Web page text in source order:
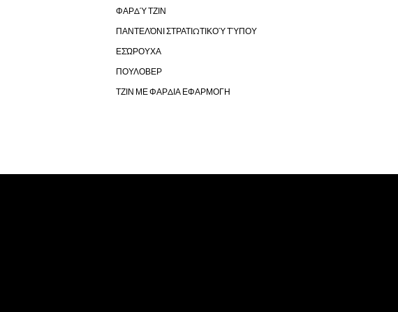
ΦΑΡΔΎ ΤΖΙΝ
ΠΑΝΤΕΛΌΝΙ ΣΤΡΑΤΙΩΤΙΚΟΎ ΤΎΠΟΥ
ΕΣΏΡΟΥΧΑ
ΠΟΥΛΟΒΕΡ
ΤΖΙΝ ΜΕ ΦΑΡΔΙΑ ΕΦΑΡΜΟΓΗ